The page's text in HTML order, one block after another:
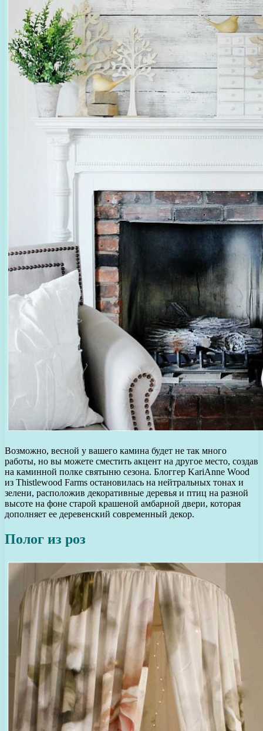
Возможно, весной у вашего камина будет не так много
работы, но вы можете сместить акцент на другое место, создав
на каминной полке святыню сезона. Блоггер KariAnne Wood
из Thistlewood Farms остановилась на нейтральных тонах и
зелени, расположив декоративные деревья и птиц на разной
высоте на фоне старой крашеной амбарной двери, которая
дополняет ее деревенский современный декор.
Полог из роз